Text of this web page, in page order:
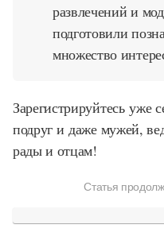
развлечений и
подготовили
множество
Зарегистрируйтесь уже
подруг и даже мужей,
рады и отцам!
Статья